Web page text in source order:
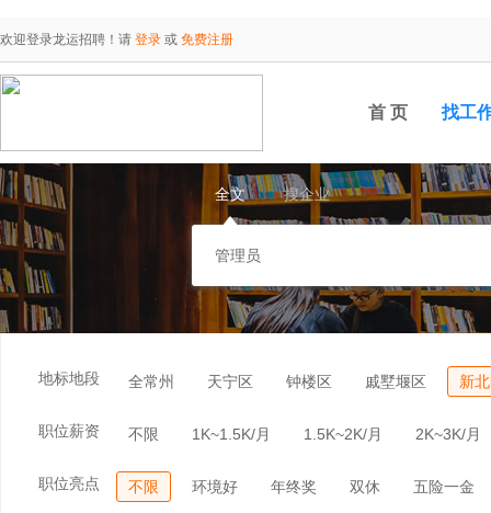
欢迎登录龙运招聘！请 登录 或 免费注册
首 页 找工
全文 搜企业
地标地段 全常州 天宁区 钟楼区 戚墅堰区 新
职位薪资 不限 1K~1.5K/月 1.5K~2K/月 2K~3K/月
职位亮点 不限 环境好 年终奖 双休 五险一金